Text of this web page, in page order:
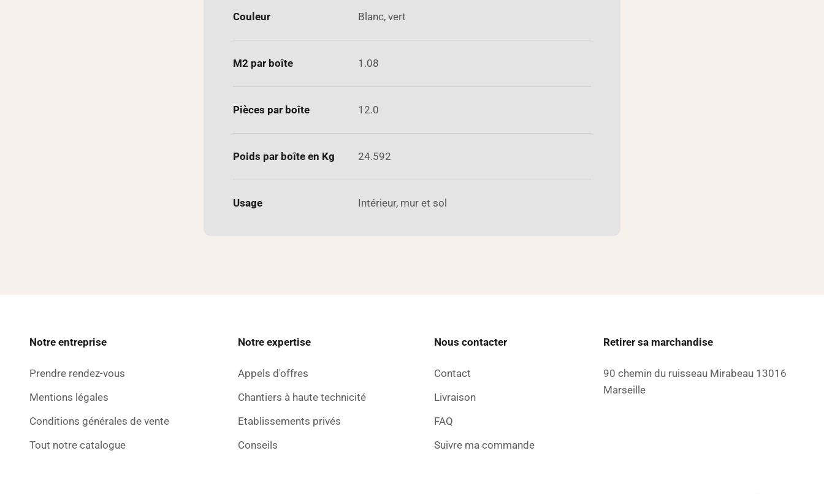
Couleur Blanc, vert
M2 par boîte 1.08
Pièces par boîte 12.0
Poids par boîte en Kg 24.592
Usage Intérieur, mur et sol
Notre entreprise
Prendre rendez-vous
Mentions légales
Conditions générales de vente
Tout notre catalogue
Notre expertise
Appels d'offres
Chantiers à haute technicité
Etablissements privés
Conseils
Nous contacter
Contact
Livraison
FAQ
Suivre ma commande
Retirer sa marchandise
90 chemin du ruisseau Mirabeau 13016
Marseille